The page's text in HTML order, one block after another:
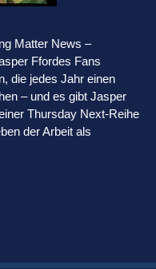
Matter News –
Ffordes Fans
die jedes Jahr einen
– und es gibt Jasper
Thursday Next-Reihe
der Arbeit als